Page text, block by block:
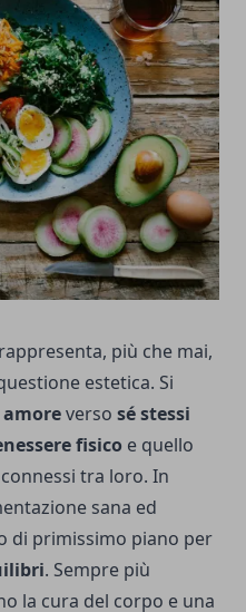
più che mai,
estetica. Si
amoreverso sé stessi
fisico e quello
tra loro. In
sana ed
di primissimo piano per
. Sempre più
la cura del corpo e una